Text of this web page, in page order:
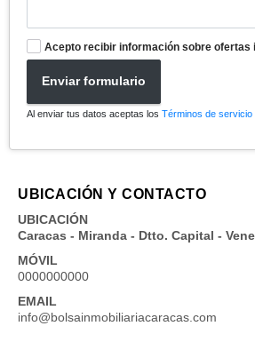
Acepto recibir información sobre ofertas
Enviar formulario
Al enviar tus datos aceptas los Términos de servicio
UBICACIÓN Y CONTACTO
UBICACIÓN
Caracas - Miranda - Dtto. Capital -
MÓVIL
0000000000
EMAIL
info@bolsainmobiliariacaracas.com